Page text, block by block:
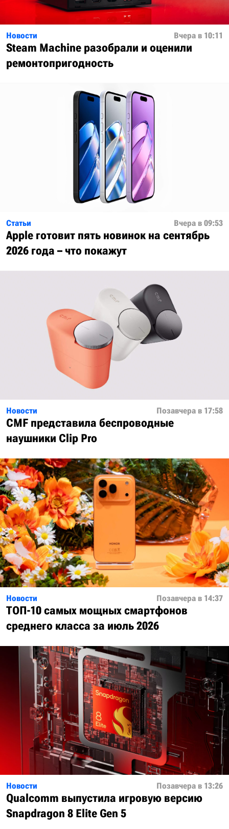
Новости Вчера в 10:11
Steam Machine разобрали и оценили
ремонтопригодность
Статьи Вчера в 09:53
Apple готовит пять новинок на сентябрь
2026 года – что покажут
Новости Позавчера в 17:58
CMF представила беспроводные
наушники Clip Pro
Новости Позавчера в 14:37
ТОП-10 самых мощных смартфонов
среднего класса за июль 2026
Новости Позавчера в 13:26
Qualcomm выпустила игровую версию
Snapdragon 8 Elite Gen 5